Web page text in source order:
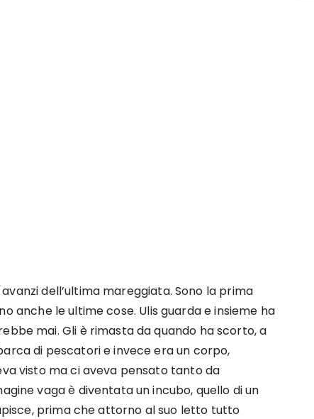
dell’ultima mareggiata. Sono la prima
anche le ultime cose. Ulis guarda e insieme ha
mai. Gli è rimasta da quando ha scorto, a
di pescatori e invece era un corpo,
visto ma ci aveva pensato tanto da
vaga è diventata un incubo, quello di un
prima che attorno al suo letto tutto